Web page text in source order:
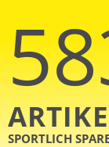
SPORTLICH